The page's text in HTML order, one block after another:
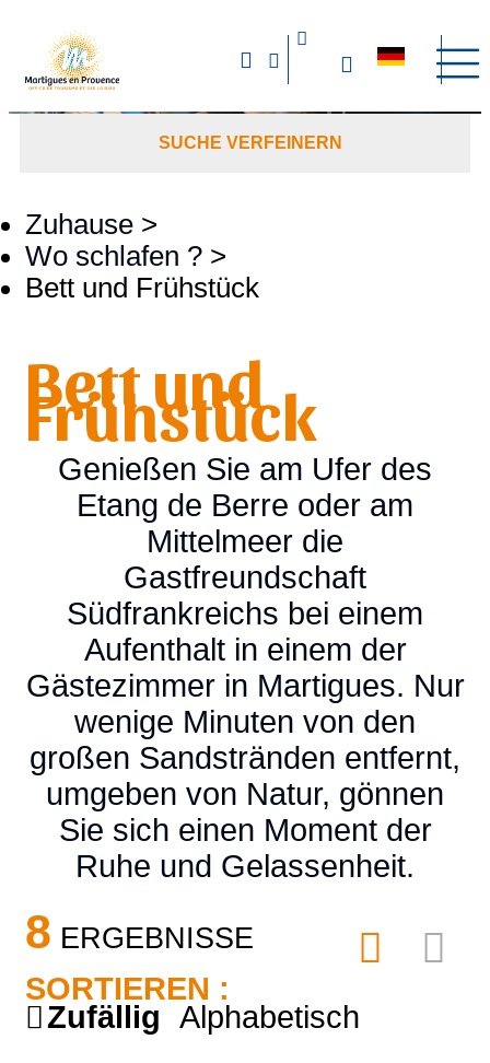
SUCHE VERFEINERN
Zuhause >
Wo schlafen ? >
Bett und Frühstück
Bett und
Frühstück
Genießen Sie am Ufer des
Etang de Berre oder am
Mittelmeer die
Gastfreundschaft
Südfrankreichs bei einem
Aufenthalt in einem der
Gästezimmer in Martigues. Nur
wenige Minuten von den
großen Sandstränden entfernt,
umgeben von Natur, gönnen
Sie sich einen Moment der
Ruhe und Gelassenheit.
8 ERGEBNISSE
SORTIEREN :
Zufällig
Alphabetisch